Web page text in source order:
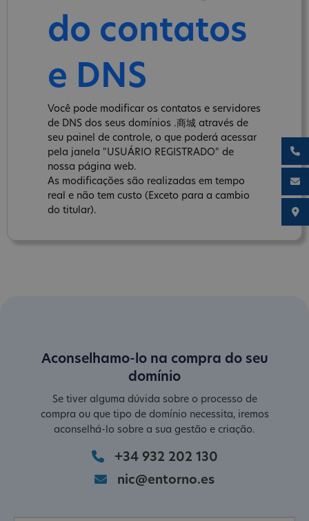
do contatos
e DNS
Você pode modificar os contatos e servidores
de DNS dos seus domínios .商城 através de
seu painel de controle, o que poderá acessar
pela janela "USUÁRIO REGISTRADO" de
nossa página web.
As modificações são realizadas em tempo
real e não tem custo (Exceto para a cambio
do titular).
Aconselhamo-lo na compra do seu
domínio
Se tiver alguma dúvida sobre o processo de
compra ou que tipo de domínio necessita, iremos
aconselhá-lo sobre a sua gestão e criação.
+34 932 202 130
nic@entorno.es